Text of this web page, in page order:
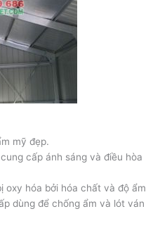
mỹ đẹp.
cấp ánh sáng và điều hòa
oxy hóa bởi hóa chất và độ ẩm
dùng để chống ẩm và lót ván